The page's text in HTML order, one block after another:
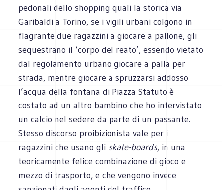
pedonali dello shopping quali la storica via
Garibaldi a Torino, se i vigili urbani colgono in
flagrante due ragazzini a giocare a pallone, gli
sequestrano il ‘corpo del reato’, essendo vietato
dal regolamento urbano giocare a palla per
strada, mentre giocare a spruzzarsi addosso
l’acqua della fontana di Piazza Statuto è
costato ad un altro bambino che ho intervistato
un calcio nel sedere da parte di un passante.
Stesso discorso proibizionista vale per i
ragazzini che usano gli skate-boards, in una
teoricamente felice combinazione di gioco e
mezzo di trasporto, e che vengono invece